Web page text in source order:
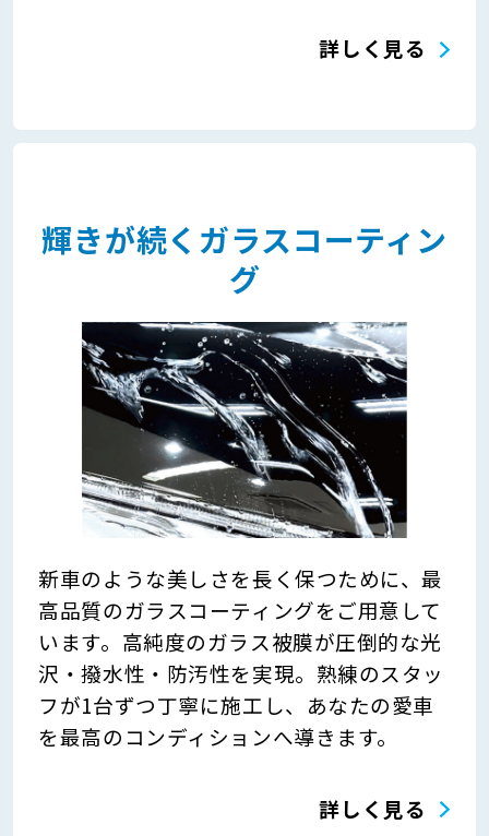
詳しく見る
輝きが続くガラスコーティン
グ
新車のような美しさを長く保つために、最
高品質のガラスコーティングをご用意して
います。高純度のガラス被膜が圧倒的な光
沢・撥水性・防汚性を実現。熟練のスタッ
フが1台ずつ丁寧に施工し、あなたの愛車
を最高のコンディションへ導きます。
詳しく見る